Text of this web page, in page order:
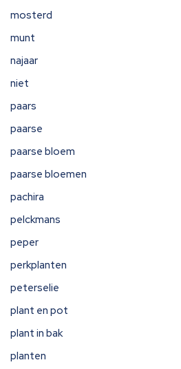
mosterd
munt
najaar
niet
paars
paarse
paarse bloem
paarse bloemen
pachira
pelckmans
peper
perkplanten
peterselie
plant en pot
plant in bak
planten